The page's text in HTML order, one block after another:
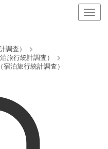
ナ
ビ
調査）
旅行統計調査）
泊旅行統計調査）